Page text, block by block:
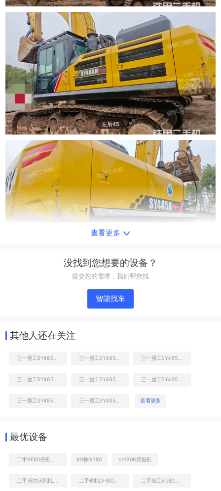
左后45
右前45
查看更多
没找到您想要的设备？
提交您的需求，我们帮您找
智能找车
其他人还在关注
三一重工SY485H挖掘机
三一重工SY485H挖掘机
查看更多
最优设备
神钢sk380 sh1806挖掘机